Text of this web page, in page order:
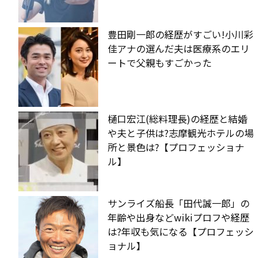
豊田剛一郎の経歴がすごい!小川彩
佳アナの選んだ夫は医療系のエリ
ートで父親もすごかった
樋口宏江(総料理長)の経歴と結婚
や夫と子供は?志摩観光ホテルの場
所と景色は?【プロフェッショナ
ル】
サンライズ船長「田代誠一郎」の
年齢や出身などwikiプロフや経歴
は?年収も気になる【プロフェッシ
ョナル】